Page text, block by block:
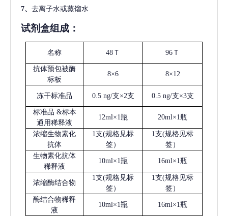
7、 去离子水或蒸馏水
试剂盒组成：
名称 48Ｔ 96Ｔ
抗体预包被酶
标板
8×6 8×12
冻干标准品 0.5 ng/支×2支 0.5 ng/支×3支
标准品 &标本
通用稀释液
12ml×1瓶 20ml×1瓶
浓缩生物素化
抗体
1支(规格见标
签）
1支(规格见标
签）
生物素化抗体
稀释液
10ml×1瓶 16ml×1瓶
浓缩酶结合物
1支(规格见标
签）
1支(规格见标
签）
酶结合物稀释
液
10ml×1瓶 16ml×1瓶